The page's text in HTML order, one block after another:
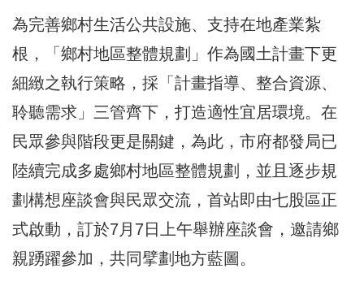
為完善鄉村生活公共設施、支持在地產業紮
根，「鄉村地區整體規劃」作為國土計畫下更
細緻之執行策略，採「計畫指導、整合資源、
聆聽需求」三管齊下，打造適性宜居環境。在
民眾參與階段更是關鍵，為此，市府都發局已
陸續完成多處鄉村地區整體規劃，並且逐步規
劃構想座談會與民眾交流，首站即由七股區正
式啟動，訂於7月7日上午舉辦座談會，邀請鄉
親踴躍參加，共同擘劃地方藍圖。